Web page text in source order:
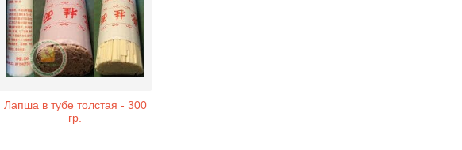
Лапша в тубе толстая - 300
гр.